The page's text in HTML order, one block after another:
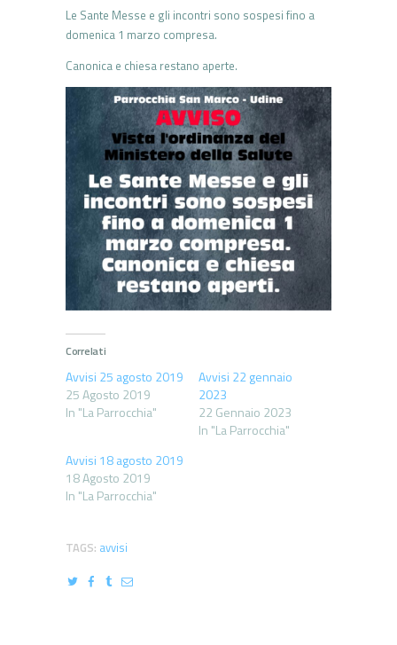
Le Sante Messe e gli incontri sono sospesi fino a
domenica 1 marzo compresa.
Canonica e chiesa restano aperte.
Correlati
Avvisi 25 agosto 2019
25 Agosto 2019
In "La Parrocchia"
Avvisi 22 gennaio
2023
22 Gennaio 2023
In "La Parrocchia"
Avvisi 18 agosto 2019
18 Agosto 2019
In "La Parrocchia"
TAGS: avvisi